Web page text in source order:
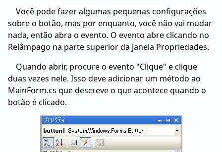
Você pode fazer algumas pequenas configurações
sobre o botão, mas por enquanto, você não vai mudar
nada, então abra o evento. O evento abre clicando no
Relâmpago na parte superior da janela Propriedades.
Quando abrir, procure o evento "Clique" e clique
duas vezes nele. Isso deve adicionar um método ao
MainForm.cs que descreve o que acontece quando o
botão é clicado.